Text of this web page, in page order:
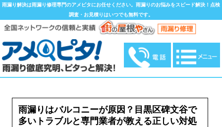
雨漏り解決は雨漏り修理専門のアメピタにお任せください。雨漏りのお悩みをスピード解決！点検
調査・お見積りはいつでも無料です。
雨漏りはバルコニーが原因？目黒区碑文谷で
多いトラブルと専門業者が教える正しい対処